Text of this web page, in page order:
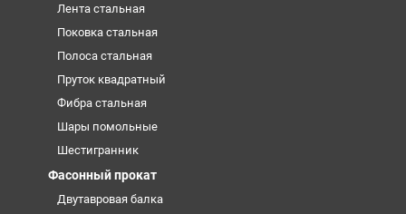
Лента стальная
Поковка стальная
Полоса стальная
Пруток квадратный
Фибра стальная
Шары помольные
Шестигранник
Фасонный прокат
Двутавровая балка